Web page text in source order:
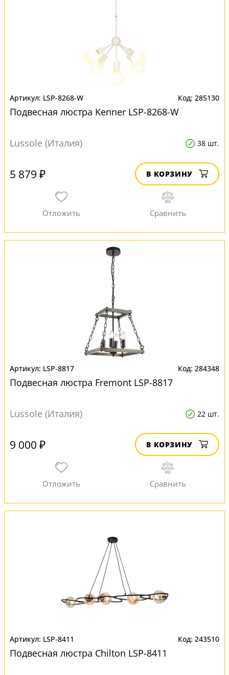
LSP-8268-W 285130
Подвесная люстра Kenner LSP-8268-W
Lussole (Италия) 38 шт.
5 879 ₽ В КОРЗИНУ
LSP-8817 284348
Подвесная люстра Fremont LSP-8817
Lussole (Италия) 22 шт.
9 000 ₽ В КОРЗИНУ
LSP-8411 243510
Подвесная люстра Chilton LSP-8411